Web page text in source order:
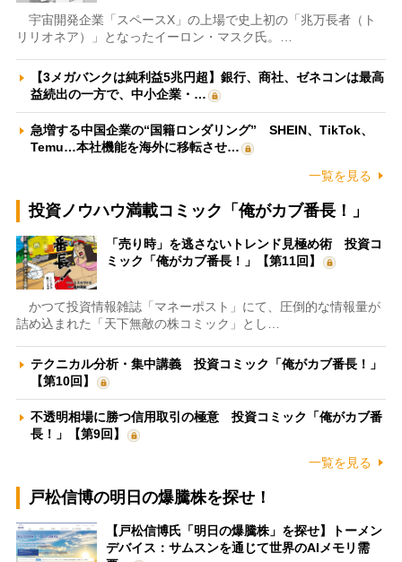
宇宙開発企業「スペースX」の上場で史上初の「兆万長者（ト
リリオネア）」となったイーロン・マスク氏。…
【3メガバンクは純利益5兆円超】銀行、商社、ゼネコンは最高
益続出の一方で、中小企業・…
急増する中国企業の“国籍ロンダリング” SHEIN、TikTok、
Temu…本社機能を海外に移転させ…
一覧を見る
投資ノウハウ満載コミック「俺がカブ番長！」
「売り時」を逃さないトレンド見極め術 投資コ
ミック「俺がカブ番長！」【第11回】
かつて投資情報雑誌「マネーポスト」にて、圧倒的な情報量が
詰め込まれた「天下無敵の株コミック」とし…
テクニカル分析・集中講義 投資コミック「俺がカブ番長！」
【第10回】
不透明相場に勝つ信用取引の極意 投資コミック「俺がカブ番
長！」【第9回】
一覧を見る
戸松信博の明日の爆騰株を探せ！
【戸松信博氏「明日の爆騰株」を探せ】トーメン
デバイス：サムスンを通じて世界のAIメモリ需